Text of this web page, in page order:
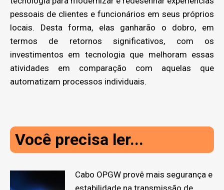
pessoais de clientes e funcionários em seus próprios
locais. Desta forma, elas ganharão o dobro, em
termos de retornos significativos, com os
investimentos em tecnologia que melhoram essas
atividades em comparação com aquelas que
automatizam processos individuais.
Você precisa ler...
Cabo OPGW provê mais segurança e